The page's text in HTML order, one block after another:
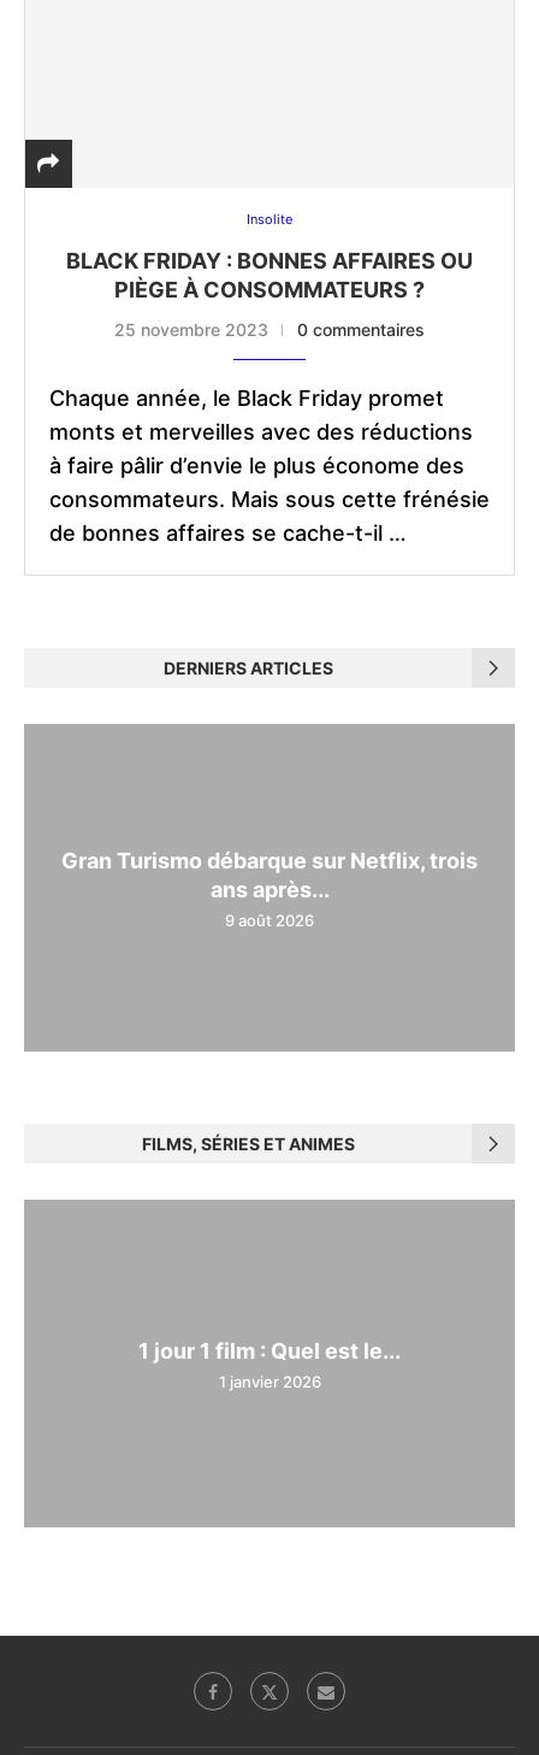
Insolite
BLACK FRIDAY : BONNES AFFAIRES OU
PIÈGE À CONSOMMATEURS ?
25 novembre 2023 0 commentaires
Chaque année, le Black Friday promet
monts et merveilles avec des réductions
à faire pâlir d’envie le plus économe des
consommateurs. Mais sous cette frénésie
de bonnes affaires se cache-t-il …
DERNIERS ARTICLES
Gran Turismo débarque sur Netflix, trois
ans après...
9 août 2026
FILMS, SÉRIES ET ANIMES
1 jour 1 film : Quel est le...
1 janvier 2026